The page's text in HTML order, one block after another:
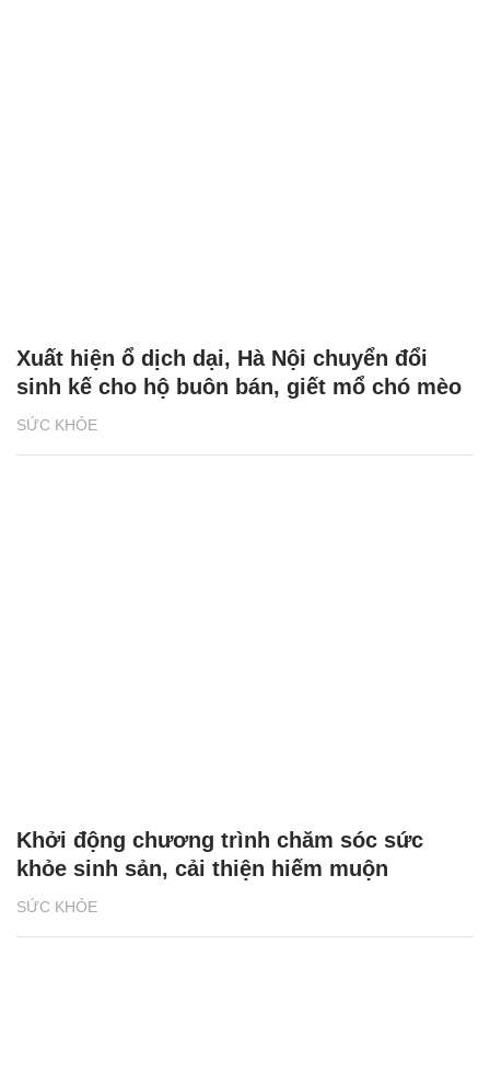
SỨC KHỎE
Xuất hiện ổ dịch dại, Hà Nội chuyển đổi
sinh kế cho hộ buôn bán, giết mổ chó mèo
SỨC KHỎE
Khởi động chương trình chăm sóc sức
khỏe sinh sản, cải thiện hiếm muộn